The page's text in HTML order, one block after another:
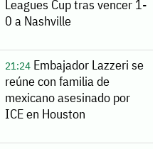
Leagues Cup tras vencer 1-
0 a Nashville
21:24Embajador Lazzeri se
reúne con familia de
mexicano asesinado por
ICE en Houston